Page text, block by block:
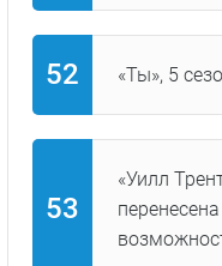
«Ты», 5
«Уилл